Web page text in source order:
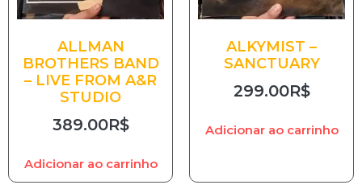
ALLMAN
BROTHERS BAND
– LIVE FROM A&R
STUDIO
389.00R$
Adicionar ao carrinho
ALKYMIST –
SANCTUARY
299.00R$
Adicionar ao carrinho